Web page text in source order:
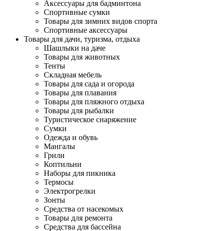
Аксессуары для бадминтона
Спортивные сумки
Товары для зимних видов спорта
Спортивные аксессуары
Товары для дачи, туризма, отдыха
Шашлыки на даче
Товары для животных
Тенты
Складная мебель
Товары для сада и огорода
Товары для плавания
Товары для пляжного отдыха
Товары для рыбалки
Туристическое снаряжение
Сумки
Одежда и обувь
Мангалы
Грили
Коптильни
Наборы для пикника
Термосы
Электрогрелки
Зонты
Средства от насекомых
Товары для ремонта
Средства для бассейна